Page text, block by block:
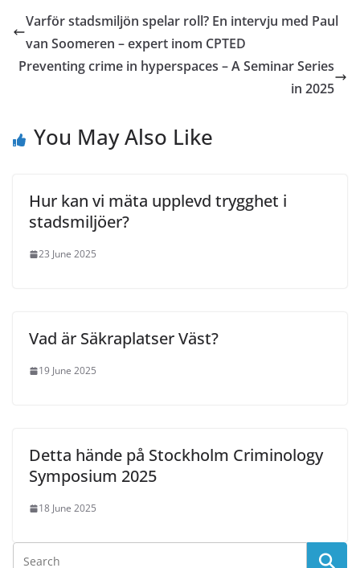
Varför stadsmiljön spelar roll? En intervju med Paul
van Soomeren – expert inom CPTED
Preventing crime in hyperspaces – A Seminar Series
in 2025
You May Also Like
Hur kan vi mäta upplevd trygghet i
stadsmiljöer?
23 June 2025
Vad är Säkraplatser Väst?
19 June 2025
Detta hände på Stockholm Criminology
Symposium 2025
18 June 2025